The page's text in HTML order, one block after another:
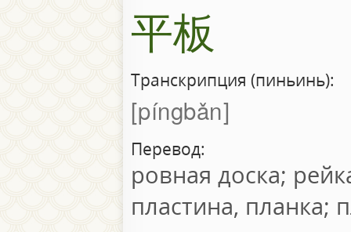
平板
Транскрипция (пиньинь):
píngbǎn
Перевод:
ровная доска;
пластина,